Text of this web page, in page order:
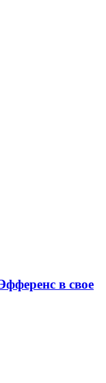
в свое